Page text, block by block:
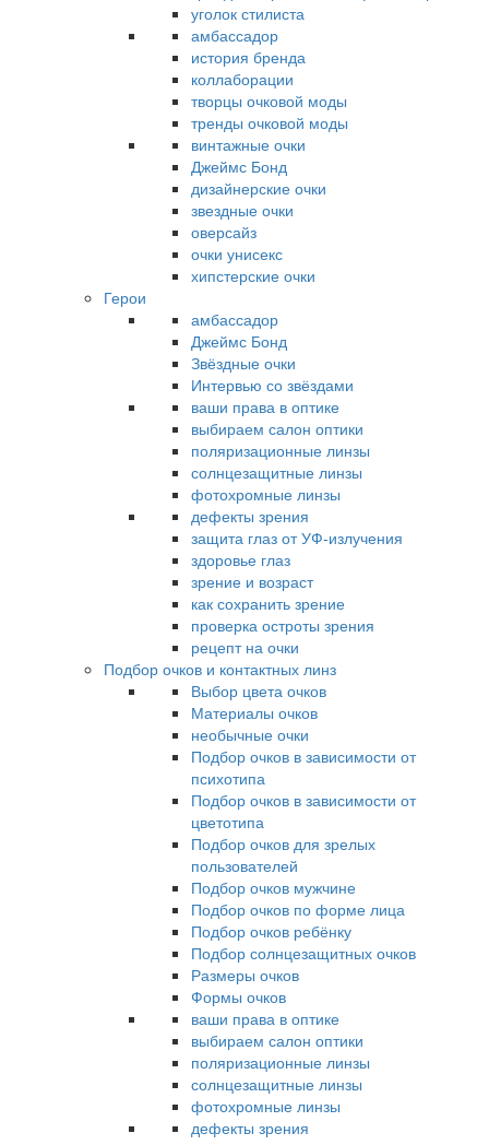
уголок стилиста
амбассадор
история бренда
коллаборации
творцы очковой моды
тренды очковой моды
винтажные очки
Джеймс Бонд
дизайнерские очки
звездные очки
оверсайз
очки унисекс
хипстерские очки
Герои
амбассадор
Джеймс Бонд
Звёздные очки
Интервью со звёздами
ваши права в оптике
выбираем салон оптики
поляризационные линзы
солнцезащитные линзы
фотохромные линзы
дефекты зрения
защита глаз от УФ-излучения
здоровье глаз
зрение и возраст
как сохранить зрение
проверка остроты зрения
рецепт на очки
Подбор очков и контактных линз
Выбор цвета очков
Материалы очков
необычные очки
Подбор очков в зависимости от
психотипа
Подбор очков в зависимости от
цветотипа
Подбор очков для зрелых
пользователей
Подбор очков мужчине
Подбор очков по форме лица
Подбор очков ребёнку
Подбор солнцезащитных очков
Размеры очков
Формы очков
ваши права в оптике
выбираем салон оптики
поляризационные линзы
солнцезащитные линзы
фотохромные линзы
дефекты зрения